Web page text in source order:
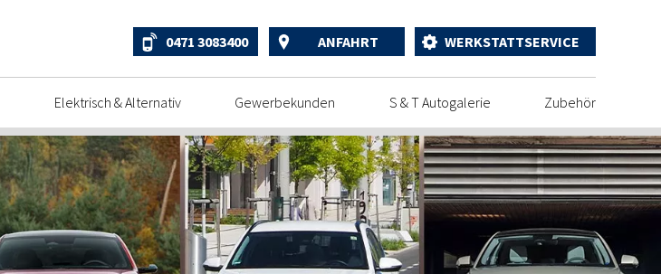
0471 3083400 ANFAHRT WERKSTATTSERVICE
Elektrisch & Alternativ Gewerbekunden S & T Autogalerie Zubehör